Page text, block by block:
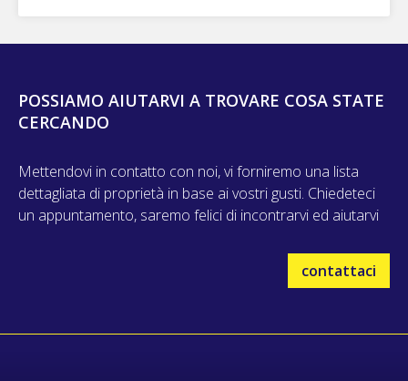
POSSIAMO AIUTARVI A TROVARE COSA STATE
CERCANDO
Mettendovi in contatto con noi, vi forniremo una lista
dettagliata di proprietà in base ai vostri gusti. Chiedeteci
un appuntamento, saremo felici di incontrarvi ed aiutarvi
contattaci